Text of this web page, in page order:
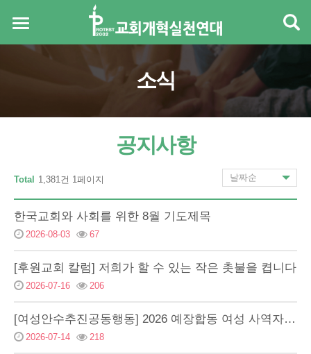
소식
공지사항
Total 1,381건 1페이지
한국교회와 사회를 위한 8월 기도제목
2026-08-03 67
[후원교회 칼럼] 저희가 할 수 있는 작은 촛불을 켭니다
2026-07-16 206
[여성안수추진공동행동] 2026 예장합동 여성 사역자 관련 헌법 개정 봄 노회 수의 결과에…
2026-07-14 218